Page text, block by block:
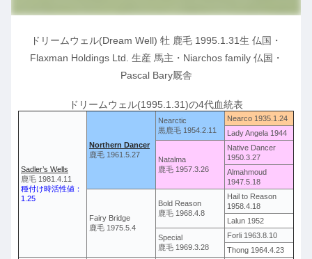
ドリームウェル(Dream Well) 牡 鹿毛 1995.1.31生 仏国・
Flaxman Holdings Ltd. 生産 馬主・Niarchos family 仏国・
Pascal Bary厩舎
ドリームウェル(1995.1.31)の4代血統表
Sadler’s Wells
鹿毛 1981.4.11
種付け時活性値：
1.25
Northern Dancer
鹿毛 1961.5.27
Nearctic
黒鹿毛 1954.2.11
Nearco 1935.1.24
Lady Angela 1944
Natalma
鹿毛 1957.3.26
Native Dancer
1950.3.27
Almahmoud
1947.5.18
Fairy Bridge
鹿毛 1975.5.4
Bold Reason
鹿毛 1968.4.8
Hail to Reason
1958.4.18
Lalun 1952
Special
鹿毛 1969.3.28
Forli 1963.8.10
Thong 1964.4.23